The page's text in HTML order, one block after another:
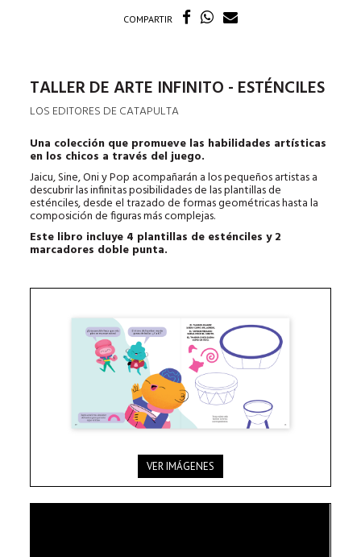
COMPARTIR
TALLER DE ARTE INFINITO - ESTÉNCILES
LOS EDITORES DE CATAPULTA
Una colección que promueve las habilidades artísticas
en los chicos a través del juego.
Jaicu, Sine, Oni y Pop acompañarán a los pequeños artistas a
descubrir las infinitas posibilidades de las plantillas de
esténciles, desde el trazado de formas geométricas hasta la
composición de figuras más complejas.
Este libro incluye 4 plantillas de esténciles y 2
marcadores doble punta.
VER IMÁGENES